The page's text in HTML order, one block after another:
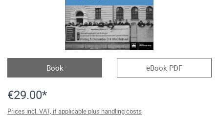
Book eBook PDF
€29.00*
Prices incl. VAT, if applicable plus handling costs